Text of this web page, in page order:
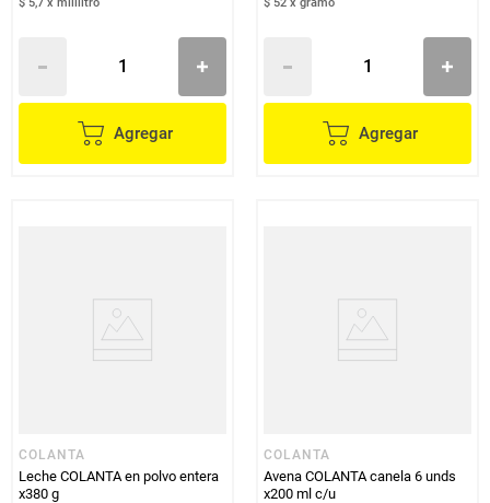
Agregar Agregar
COLANTA
Leche COLANTA en polvo entera
x380 g
COLANTA
Avena COLANTA canela 6 unds
x200 ml c/u